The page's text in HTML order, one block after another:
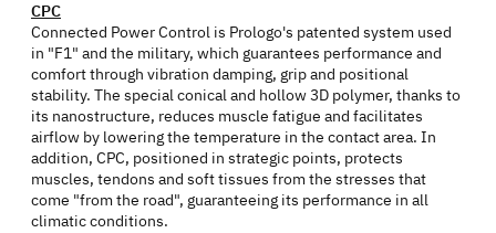
CPC
Connected Power Control is Prologo's patented system used
in "F1" and the military, which guarantees performance and
comfort through vibration damping, grip and positional
stability. The special conical and hollow 3D polymer, thanks to
its nanostructure, reduces muscle fatigue and facilitates
airflow by lowering the temperature in the contact area. In
addition, CPC, positioned in strategic points, protects
muscles, tendons and soft tissues from the stresses that
come "from the road", guaranteeing its performance in all
climatic conditions.